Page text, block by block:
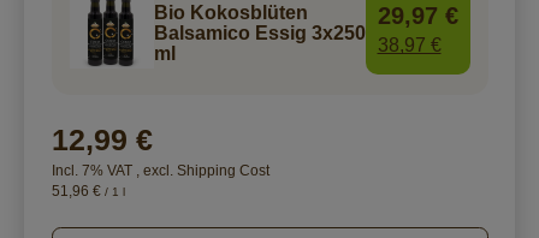
Bio Kokosblüten
Balsamico Essig 3x250
ml
29,97 €
38,97 €
12,99 €
Incl. 7% VAT excl. Shipping Cost
51,96 €/ 1 l